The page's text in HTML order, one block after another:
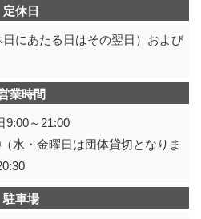
定休日
にあたる日はその翌日）および
業時間
9:00～21:00
水・金曜日は団体貸切となりま
駐車場